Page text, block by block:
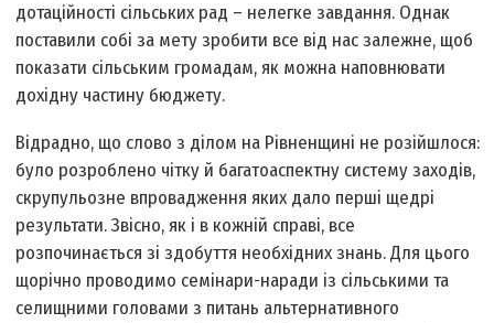
дотаційності сільських рад – нелегке завдання. Однак
поставили собі за мету зробити все від нас залежне, щоб
показати сільським громадам, як можна наповнювати
дохідну частину бюджету.
Відрадно, що слово з ділом на Рівненщині не розійшлося:
було розроблено чітку й багатоаспектну систему заходів,
скрупульозне впровадження яких дало перші щедрі
результати. Звісно, як і в кожній справі, все
розпочинається зі здобуття необхідних знань. Для цього
щорічно проводимо семінари-наради із сільськими та
селищними головами з питань альтернативного